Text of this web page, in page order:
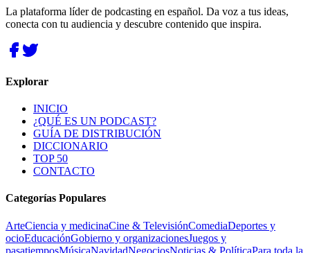
La plataforma líder de podcasting en español. Da voz a tus ideas,
conecta con tu audiencia y descubre contenido que inspira.
Explorar
INICIO
¿QUÉ ES UN PODCAST?
GUÍA DE DISTRIBUCIÓN
DICCIONARIO
TOP 50
CONTACTO
Categorías Populares
ArteCiencia y medicinaCine & TelevisiónComediaDeportes y
ocioEducaciónGobierno y organizacionesJuegos y
pasatiemposMúsicaNavidadNegociosNoticias & PolíticaPara toda la